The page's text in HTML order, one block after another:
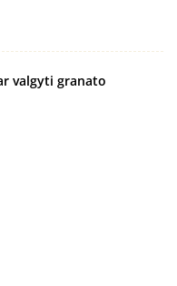
valgyti granato